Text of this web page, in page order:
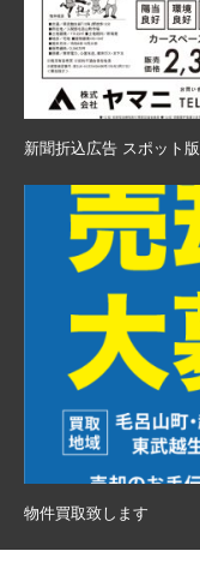
新聞折込広告 スポット版
物件買取致します